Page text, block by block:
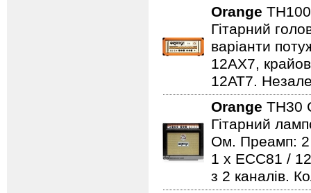
Orange
Гітарний
варіанти
12AX7,
12AT7.
Orange TH30
Гітарний
Ом. Преамп: 2
1 x ECC81 /
з 2 каналів.